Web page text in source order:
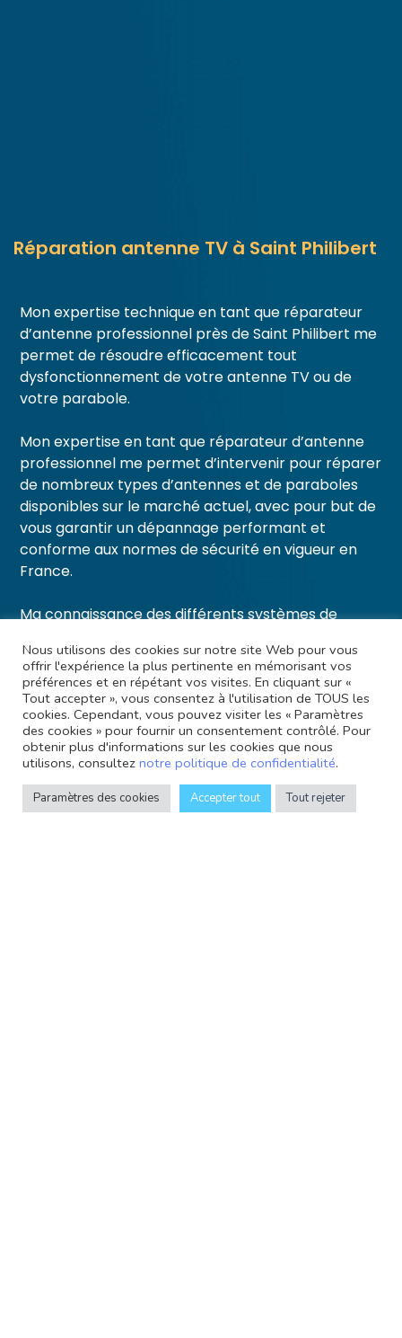
Réparation antenne TV à Saint Philibert
Mon expertise technique en tant que réparateur
d’antenne professionnel près de Saint Philibert me
permet de résoudre efficacement tout
dysfonctionnement de votre antenne TV ou de
votre parabole.
Mon expertise en tant que réparateur d’antenne
professionnel me permet d’intervenir pour réparer
de nombreux types d’antennes et de paraboles
disponibles sur le marché actuel, avec pour but de
vous garantir un dépannage performant et
conforme aux normes de sécurité en vigueur en
France.
Ma connaissance des différents systèmes de
détaillé de l’état de votre antenne et de vous offrir
une solution durable.
Nous utilisons des cookies sur notre site Web pour vous
offrir l'expérience la plus pertinente en mémorisant vos
préférences et en répétant vos visites. En cliquant sur «
Tout accepter », vous consentez à l'utilisation de TOUS les
cookies. Cependant, vous pouvez visiter les « Paramètres
des cookies » pour fournir un consentement contrôlé. Pour
obtenir plus d'informations sur les cookies que nous
utilisons, consultez notre politique de confidentialité.
Paramètres des cookies Accepter tout Tout rejeter